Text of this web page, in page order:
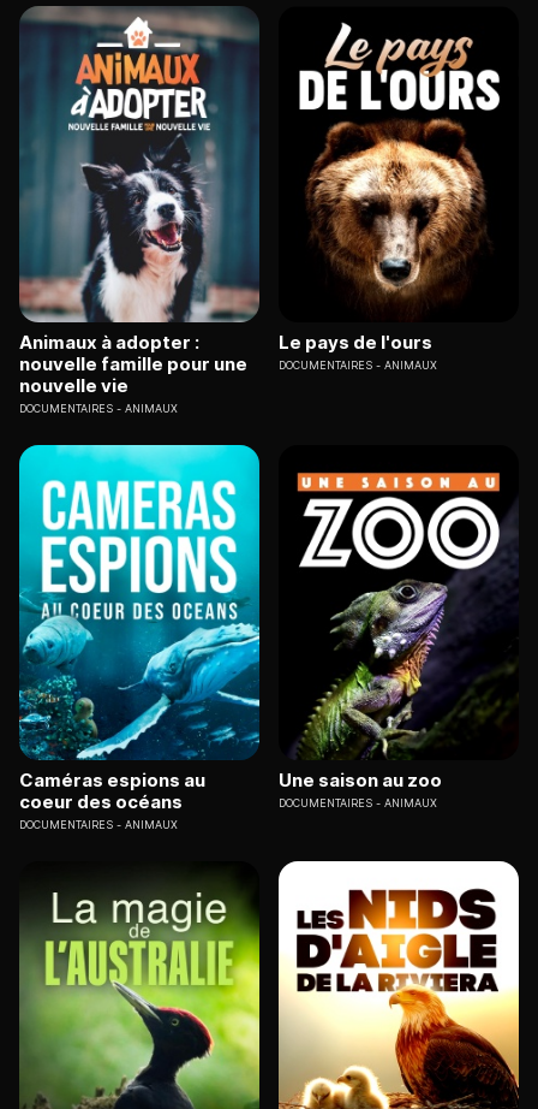
Animaux à adopter :
nouvelle famille pour une
nouvelle vie
DOCUMENTAIRES ANIMAUX
Le pays de l'ours
DOCUMENTAIRES ANIMAUX
Caméras espions au
coeur des océans
DOCUMENTAIRES ANIMAUX
Une saison au zoo
DOCUMENTAIRES ANIMAUX